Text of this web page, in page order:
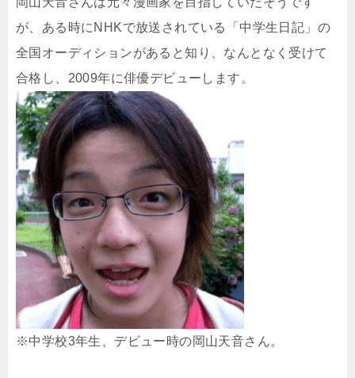
が、ある時にNHKで放送されている「中学生日記」の
全国オーディションがあると知り、なんとなく受けて
合格し、2009年に俳優デビューします。
※中学校3年生、デビュー時の岡山天音さん。